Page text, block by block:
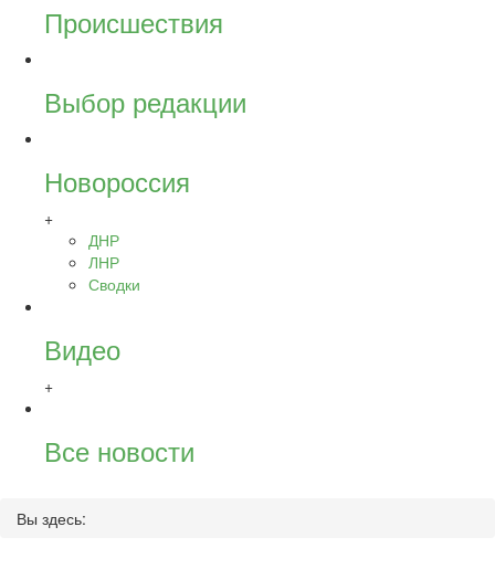
Происшествия
Выбор редакции
Новороссия
+
ДНР
ЛНР
Сводки
Видео
+
Все новости
Вы здесь: